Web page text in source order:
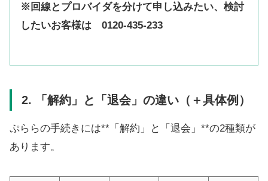
※回線とプロバイダを分けて申し込みたい、検討
したいお客様は 0120-435-233
2. 「解約」と「退会」の違い（＋具体例）
ぷららの手続きには**「解約」と「退会」**の2種類が
あります。